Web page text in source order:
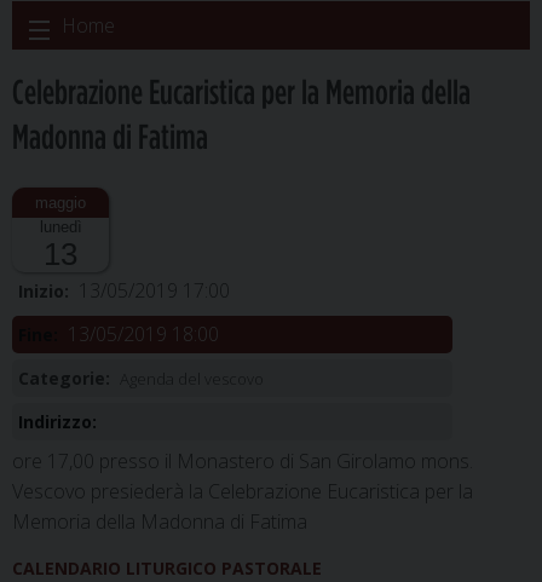
Skip
to
Home
Celebrazione Eucaristica per la Memoria della
Madonna di Fatima
lunedì
13
Inizio: 13/05/2019 17:00
13/05/2019 18:00
Categorie:
Indirizzo:
ore 17,00 presso il Monastero di San Girolamo mons.
Vescovo presiederà la Celebrazione Eucaristica per la
Memoria della Madonna di Fatima
CALENDARIO LITURGICO PASTORALE